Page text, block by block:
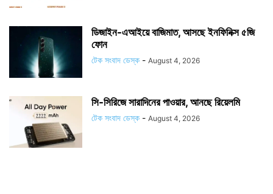
ডিজাইন-এআইয়ে বাজিমাত, আসছে ইনফিনিক্স ৫জি
ফোন
টেক সংবাদ ডেস্ক - August 4, 2026
সি-সিরিজে সারাদিনের পাওয়ার, আনছে রিয়েলমি
টেক সংবাদ ডেস্ক - August 4, 2026